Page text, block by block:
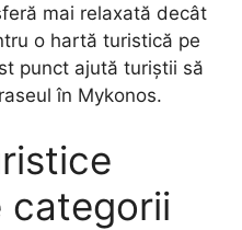
mai relaxată decât
o hartă turistică pe
punct ajută turiștii să
în Mykonos.
categorii